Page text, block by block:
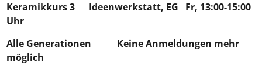
Keramikkurs 3
Ideenwerkstatt, EG Fr, 13:00-15:00
Uhr
Alle Generationen Keine Anmeldungen mehr
möglich